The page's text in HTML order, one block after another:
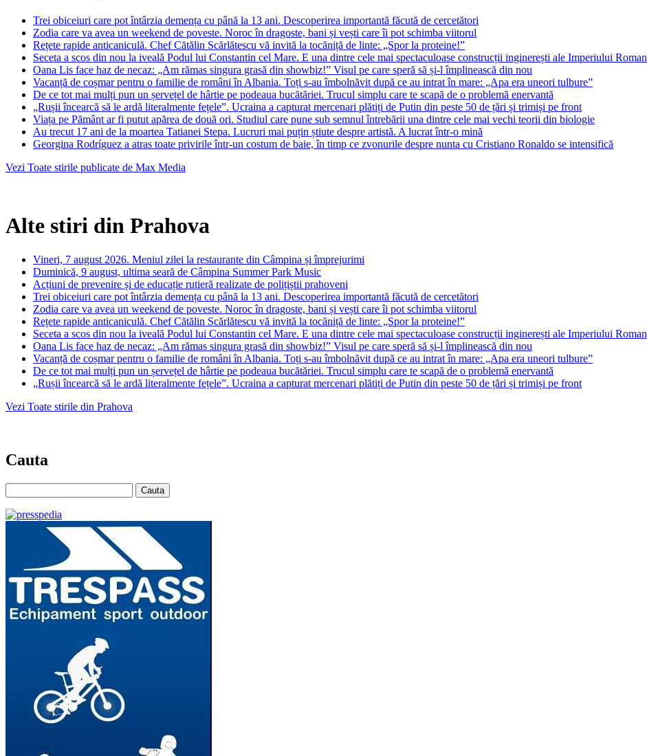
Trei obiceiuri care pot întârzia demența cu până la 13 ani. Descoperirea importantă făcută de cercetători
Zodia care va avea un weekend de poveste. Noroc în dragoste, bani și vești care îi pot schimba viitorul
Rețete rapide anticaniculă. Chef Cătălin Scărlătescu vă invită la tocăniță de linte: „Spor la proteine!”
Seceta a scos din nou la iveală Podul lui Constantin cel Mare. E una dintre cele mai spectaculoase construcții inginerești ale Imperiului Roman
Oana Lis face haz de necaz: „Am rămas singura grasă din showbiz!” Visul pe care speră să și-l împlinească din nou
Vacanță de coșmar pentru o familie de români în Albania. Toți s-au îmbolnăvit după ce au intrat în mare: „Apa era uneori tulbure”
De ce tot mai mulți pun un șervețel de hârtie pe podeaua bucătăriei. Trucul simplu care te scapă de o problemă enervantă
„Rușii încearcă să le ardă literalmente fețele”. Ucraina a capturat mercenari plătiți de Putin din peste 50 de țări și trimiși pe front
Viața pe Pământ ar fi putut apărea de două ori. Studiul care pune sub semnul întrebării una dintre cele mai vechi teorii din biologie
Au trecut 17 ani de la moartea Tatianei Stepa. Lucruri mai puțin știute despre artistă. A lucrat într-o mină
Georgina Rodríguez a atras toate privirile într-un costum de baie, în timp ce zvonurile despre nunta cu Cristiano Ronaldo se intensifică
Vezi Toate stirile publicate de Max Media
Alte stiri din Prahova
Vineri, 7 august 2026. Meniul zilei la restaurante din Câmpina și împrejurimi
Duminică, 9 august, ultima seară de Câmpina Summer Park Music
Acțiuni de prevenire și de educație rutieră realizate de polițiștii prahoveni
Trei obiceiuri care pot întârzia demența cu până la 13 ani. Descoperirea importantă făcută de cercetători
Zodia care va avea un weekend de poveste. Noroc în dragoste, bani și vești care îi pot schimba viitorul
Rețete rapide anticaniculă. Chef Cătălin Scărlătescu vă invită la tocăniță de linte: „Spor la proteine!”
Seceta a scos din nou la iveală Podul lui Constantin cel Mare. E una dintre cele mai spectaculoase construcții inginerești ale Imperiului Roman
Oana Lis face haz de necaz: „Am rămas singura grasă din showbiz!” Visul pe care speră să și-l împlinească din nou
Vacanță de coșmar pentru o familie de români în Albania. Toți s-au îmbolnăvit după ce au intrat în mare: „Apa era uneori tulbure”
De ce tot mai mulți pun un șervețel de hârtie pe podeaua bucătăriei. Trucul simplu care te scapă de o problemă enervantă
„Rușii încearcă să le ardă literalmente fețele”. Ucraina a capturat mercenari plătiți de Putin din peste 50 de țări și trimiși pe front
Vezi Toate stirile din Prahova
Cauta